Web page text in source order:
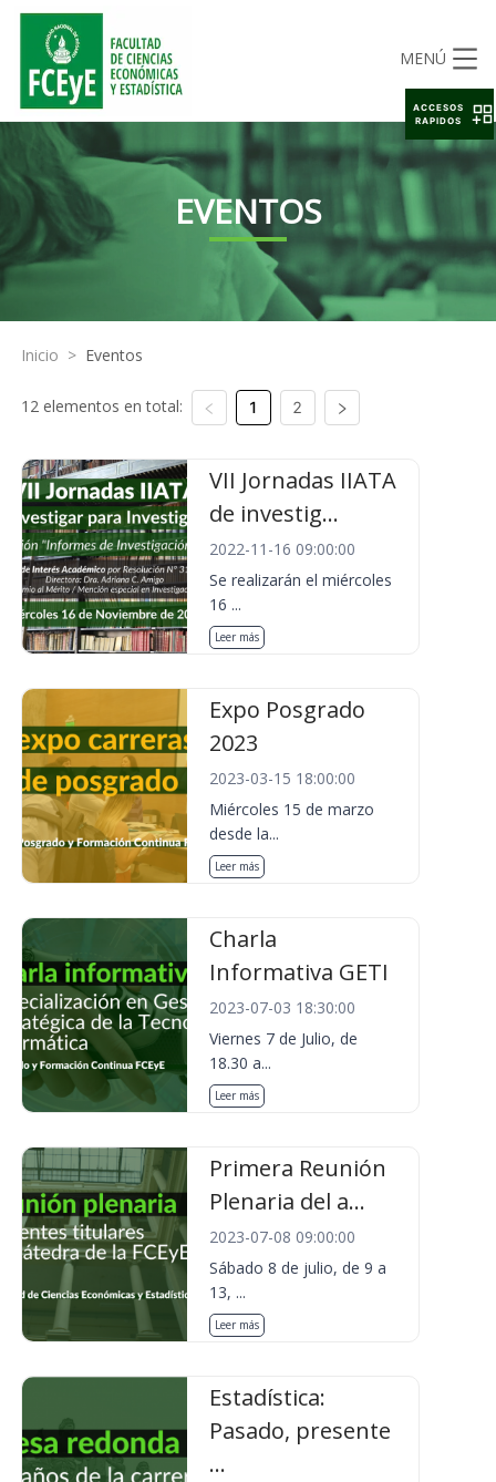
MENÚ
EVENTOS
Inicio > Eventos
12 elementos en total: 1 2
VII Jornadas IIATA
de investig...
2022-11-16 09:00:00
Se realizarán el miércoles
16 ...
Leer más
Expo Posgrado
2023
2023-03-15 18:00:00
Miércoles 15 de marzo
desde la...
Leer más
Charla
Informativa GETI
2023-07-03 18:30:00
Viernes 7 de Julio, de
18.30 a...
Leer más
Primera Reunión
Plenaria del a...
2023-07-08 09:00:00
Sábado 8 de julio, de 9 a
13, ...
Leer más
Estadística:
Pasado, presente
...
ACCESOS
RAPIDOS